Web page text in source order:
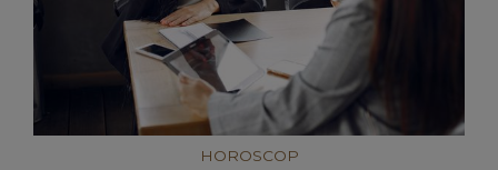
HOROSCOP